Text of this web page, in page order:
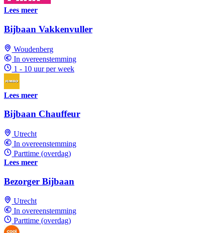
Lees meer
Bijbaan Vakkenvuller
Woudenberg
In overeenstemming
1 - 10 uur per week
Lees meer
Bijbaan Chauffeur
Utrecht
In overeenstemming
Parttime (overdag)
Lees meer
Bezorger Bijbaan
Utrecht
In overeenstemming
Parttime (overdag)